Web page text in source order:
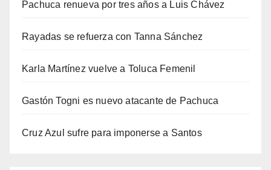
Pachuca renueva por tres años a Luis Chávez
Rayadas se refuerza con Tanna Sánchez
Karla Martínez vuelve a Toluca Femenil
Gastón Togni es nuevo atacante de Pachuca
Cruz Azul sufre para imponerse a Santos